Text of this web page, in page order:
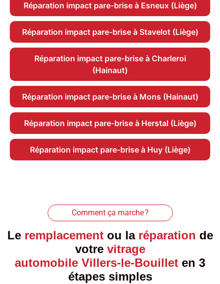
Réparation impact pare-brise à Esneux (Liège)
Réparation impact pare-brise à Stavelot (Liège)
Réparation impact pare-brise à Charleroi
(Hainaut)
Réparation impact pare-brise à Mons (Hainaut)
Réparation impact pare-brise à Herstal (Liège)
Réparation impact pare-brise à Huy (Liège)
Comment ça marche ?
Le remplacementou la réparation de
votre vitrage
automobile Villers-le-Bouillet en 3
étapes simples